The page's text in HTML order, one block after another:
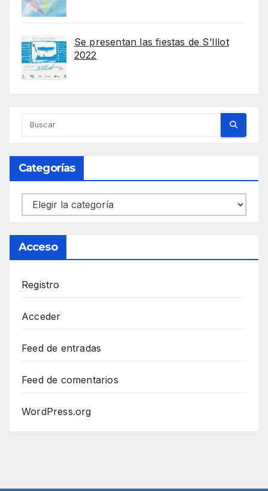
Se presentan las fiestas de S’Illot
2022
Categorías
Categorías
Acceso
Registro
Acceder
Feed de entradas
Feed de comentarios
WordPress.org